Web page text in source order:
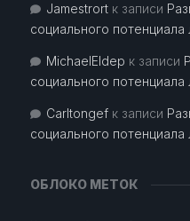
Jamestrortк записи
социального потенциала
MichaelEldep к записи
социального потенциала
Carltongefк записи
социального потенциала
ОБЛОКО МЕТОК